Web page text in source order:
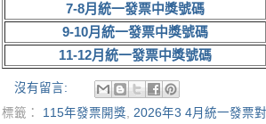
7-8月統一發票中獎號碼
9-10月統一發票中獎號碼
11-12月統一發票中獎號碼
沒有留言:
標籤： 115年發票開獎, 2026年3 4月統一發票